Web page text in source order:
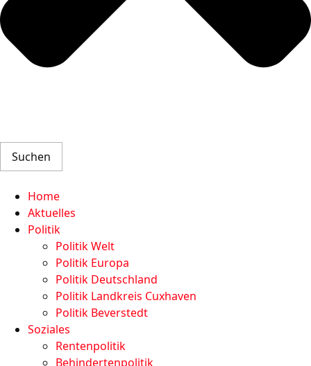
Suchen
Home
Aktuelles
Politik
Politik Welt
Politik Europa
Politik Deutschland
Politik Landkreis Cuxhaven
Politik Beverstedt
Soziales
Rentenpolitik
Behindertenpolitik